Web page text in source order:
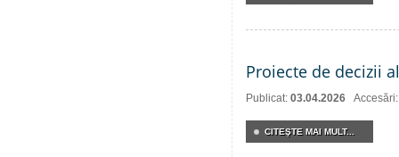
Proiecte de decizii
Publicat: 03.04.2026
CITEŞTE MAI MULT...